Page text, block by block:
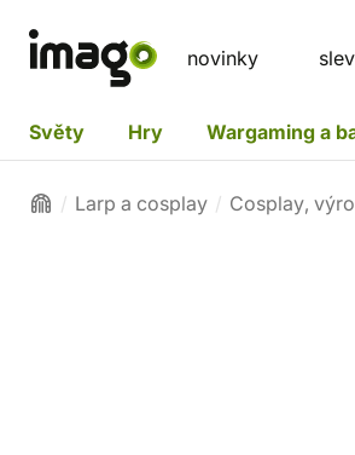
novinky
Světy Hry Wargaming a
Larp a cosplay Cosplay,